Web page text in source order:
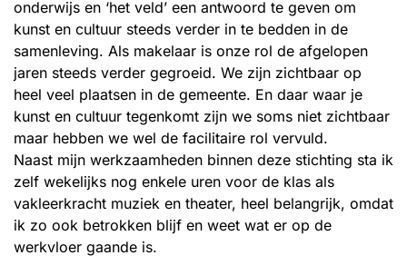
onderwijs en ‘het veld’ een antwoord te geven om
kunst en cultuur steeds verder in te bedden in de
samenleving. Als makelaar is onze rol de afgelopen
jaren steeds verder gegroeid. We zijn zichtbaar op
heel veel plaatsen in de gemeente. En daar waar je
kunst en cultuur tegenkomt zijn we soms niet zichtbaar
maar hebben we wel de facilitaire rol vervuld.
Naast mijn werkzaamheden binnen deze stichting sta ik
zelf wekelijks nog enkele uren voor de klas als
vakleerkracht muziek en theater, heel belangrijk, omdat
ik zo ook betrokken blijf en weet wat er op de
werkvloer gaande is.